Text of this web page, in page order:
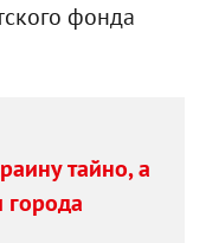
фонда
тайно, а
города